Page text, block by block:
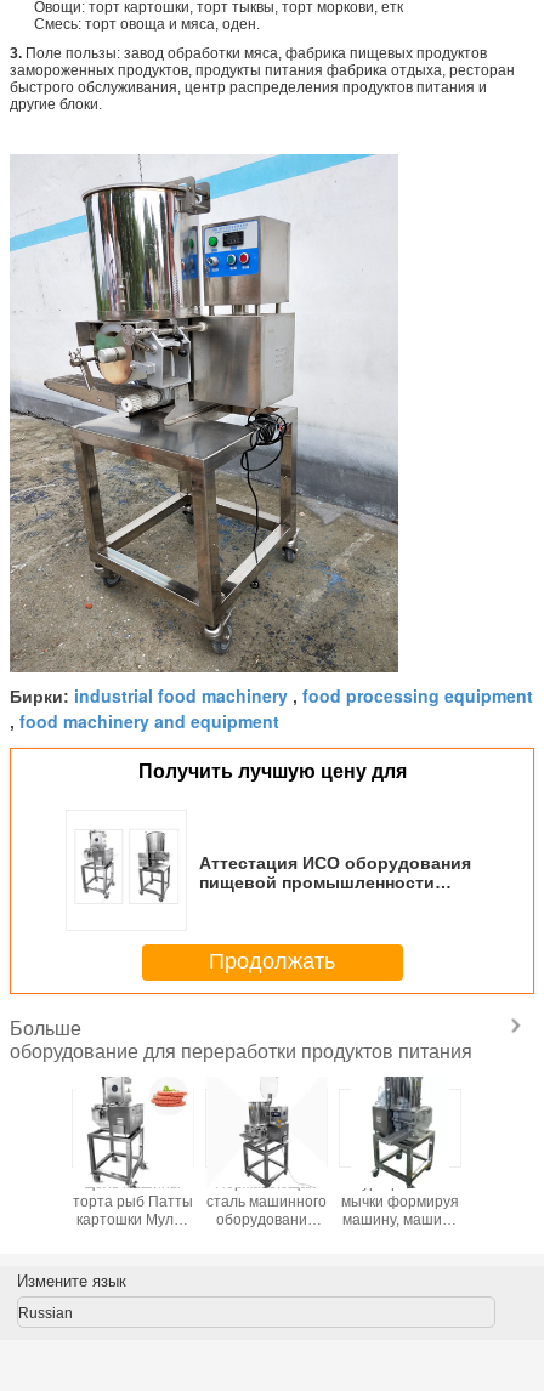
Овощи: торт картошки, торт тыквы, торт моркови, етк
Смесь: торт овоща и мяса, оден.
3. Поле пользы: завод обработки мяса, фабрика пищевых продуктов
замороженных продуктов, продукты питания фабрика отдыха, ресторан
быстрого обслуживания, центр распределения продуктов питания и
другие блоки.
Бирки: industrial food machinery , food processing equipment
, food machinery and equipment
Получить лучшую цену для
Аттестация ИСО оборудования
пищевой промышленности
Продолжать
Больше
оборудование для переработки продуктов питания
мяса
Цель машины
торта рыб Патты
картошки Мулти
Нержавеющая
сталь машинного
оборудования
Бургер Патты
мычки формируя
машину, машину
Измените язык
Russian